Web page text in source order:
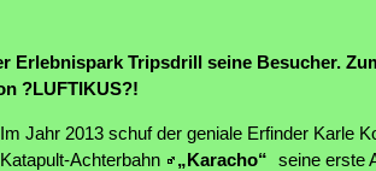
Erlebnispark Tripsdrill seine Besucher.
?LUFTIKUS?!
Im Jahr 2013 schuf der geniale Erfinder Karle
Katapult-Achterbahn
„Karacho“ seine erste